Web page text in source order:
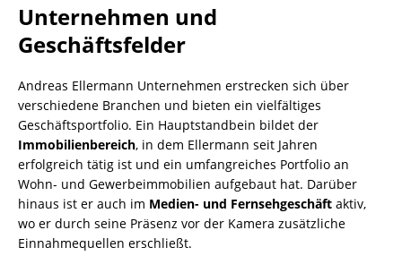
Unternehmen und
Geschäftsfelder
Andreas Ellermann Unternehmen erstrecken sich über
verschiedene Branchen und bieten ein vielfältiges
Geschäftsportfolio. Ein Hauptstandbein bildet der
Immobilienbereich, in dem Ellermann seit Jahren
erfolgreich tätig ist und ein umfangreiches Portfolio an
Wohn- und Gewerbeimmobilien aufgebaut hat. Darüber
hinaus ist er auch im Medien- und Fernsehgeschäft aktiv,
wo er durch seine Präsenz vor der Kamera zusätzliche
Einnahmequellen erschließt.